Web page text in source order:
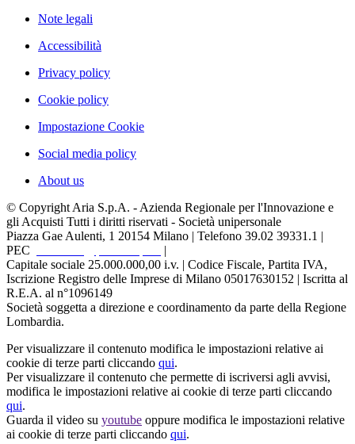
Note legali
Accessibilità
Privacy policy
Cookie policy
Impostazione Cookie
Social media policy
About us
© Copyright Aria S.p.A. - Azienda Regionale per l'Innovazione e
gli Acquisti Tutti i diritti riservati - Società unipersonale
Piazza Gae Aulenti, 1 20154 Milano | Telefono 39.02 39331.1 |
PEC
|
Capitale sociale 25.000.000,00 i.v. | Codice Fiscale, Partita IVA,
Iscrizione Registro delle Imprese di Milano 05017630152 | Iscritta al
R.E.A. al n°1096149
Società soggetta a direzione e coordinamento da parte della Regione
Lombardia.
Per visualizzare il contenuto modifica le impostazioni relative ai
cookie di terze parti cliccando qui.
Per visualizzare il contenuto che permette di iscriversi agli avvisi,
modifica le impostazioni relative ai cookie di terze parti cliccando
qui.
Guarda il video su youtube oppure modifica le impostazioni relative
ai cookie di terze parti cliccando qui.